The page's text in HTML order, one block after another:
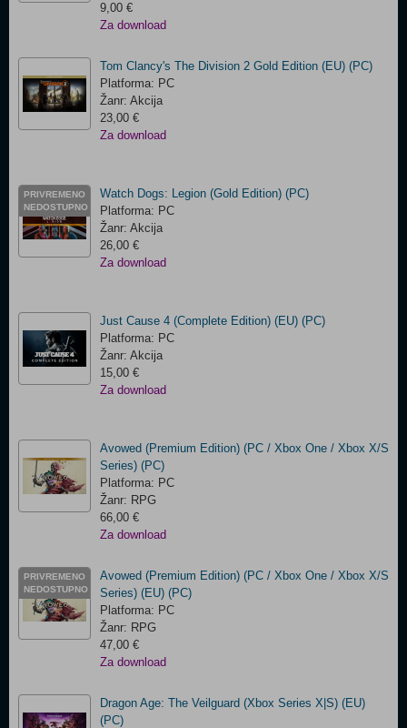
9,00 €
Za download
Tom Clancy's The Division 2 Gold Edition (EU) (PC)
Platforma: PC
Žanr: Akcija
23,00 €
Za download
PRIVREMENO
NEDOSTUPNO
Watch Dogs: Legion (Gold Edition) (PC)
Platforma: PC
Žanr: Akcija
26,00 €
Za download
Just Cause 4 (Complete Edition) (EU) (PC)
Platforma: PC
Žanr: Akcija
15,00 €
Za download
Avowed (Premium Edition) (PC / Xbox One / Xbox X/S
Series) (PC)
Platforma: PC
Žanr: RPG
66,00 €
Za download
PRIVREMENO
NEDOSTUPNO
Avowed (Premium Edition) (PC / Xbox One / Xbox X/S
Series) (EU) (PC)
Platforma: PC
Žanr: RPG
47,00 €
Za download
Dragon Age: The Veilguard (Xbox Series X|S) (EU)
(PC)